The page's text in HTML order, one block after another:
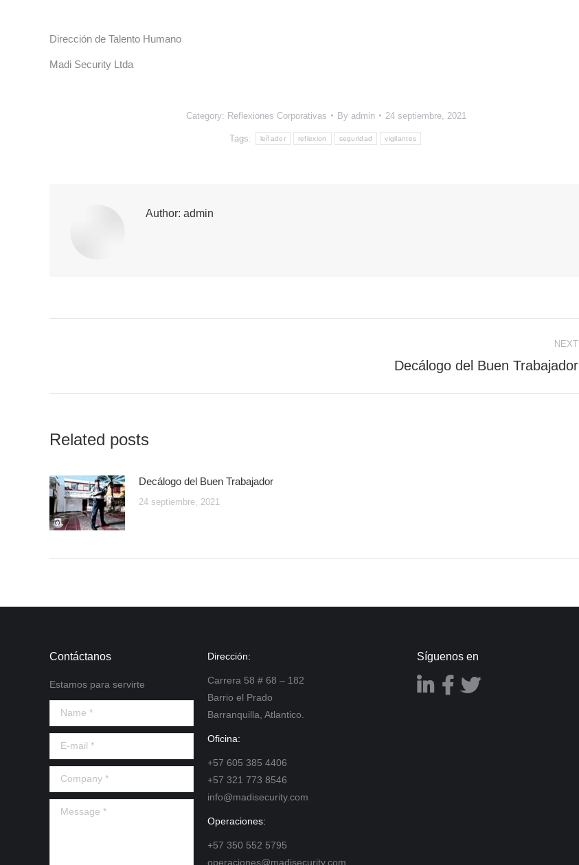
Dirección de Talento Humano
Madi Security Ltda
Category: Reflexiones Corporativas By admin 24 septiembre, 2021
Tags: leñador reflexion seguridad vigilantes
Author: admin
NEXT
Decálogo del Buen Trabajador
Related posts
Decálogo del Buen Trabajador
24 septiembre, 2021
Contáctanos
Estamos para servirte
Name *
E-mail *
Company *
Message *
Dirección:
Carrera 58 # 68 – 182
Barrio el Prado
Barranquilla, Atlantico.
Oficina:
+57 605 385 4406
+57 321 773 8546
info@madisecurity.com
Operaciones:
+57 350 552 5795
operaciones@madisecurity.com
Síguenos en